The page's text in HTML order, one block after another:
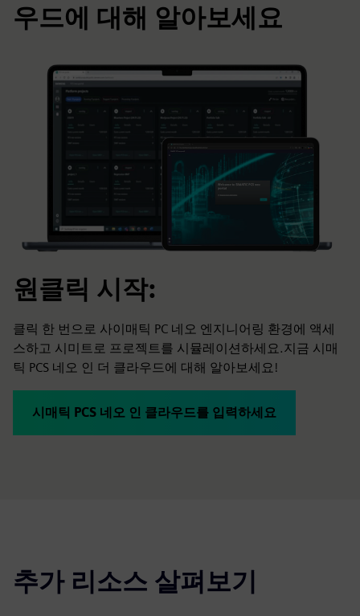
우드에 대해 알아보세요
원클릭 시작:
클릭 한 번으로 사이매틱 PC 네오 엔지니어링 환경에 액세
스하고 시미트로 프로젝트를 시뮬레이션하세요.지금 시매
틱 PCS 네오 인 더 클라우드에 대해 알아보세요!
시매틱 PCS 네오 인 클라우드를 입력하세요
추가 리소스 살펴보기